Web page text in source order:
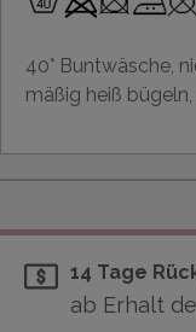
40° Buntwäsche,
mäßig heiß
14 Tage
ab Erhalt